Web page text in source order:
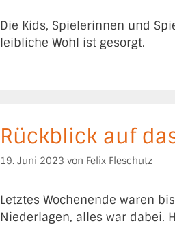
Die Kids, Spielerinnen und
leibliche Wohl ist gesorgt.
Rückblick auf
19. Juni 2023 von Felix Fleschutz
Letztes Wochenende waren
Niederlagen, alles war dabei.